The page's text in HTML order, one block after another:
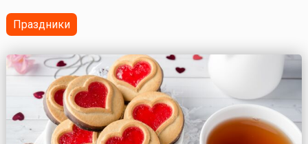
Праздники